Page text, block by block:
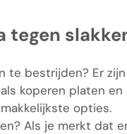
tegen
te bestrijden? Er
koperen platen
opties.
Als je merkt dat